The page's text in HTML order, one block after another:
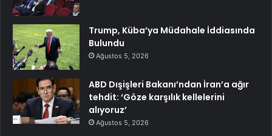
Trump, Küba’ya Müdahale İddiasında
Bulundu
Ağustos 5, 2026
ABD Dışişleri Bakanı’ndan İran’a ağır
tehdit: ‘Göze karşılık kellelerini
alıyoruz’
Ağustos 5, 2026